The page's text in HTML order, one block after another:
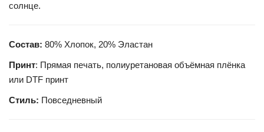
солнце.
Состав: 80% Хлопок, 20% Эластан
Принт: Прямая печать, полиуретановая объёмная плёнка
или DTF принт
Стиль: Повседневный